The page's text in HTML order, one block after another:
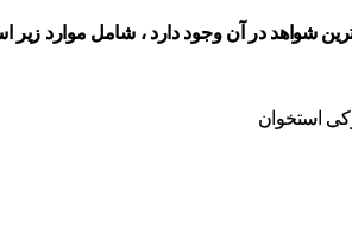
شواهد در آن وجود دارد ، شامل موارد زیر
استخوان